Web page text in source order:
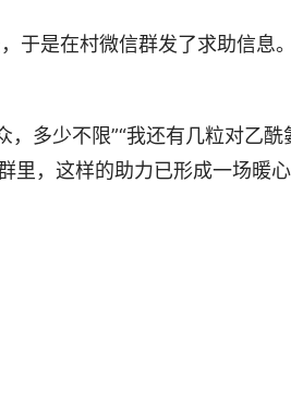
于是在村微信群发了求助信息
多少不限”“我还有几粒对乙酰
里，这样的助力已形成一场暖心